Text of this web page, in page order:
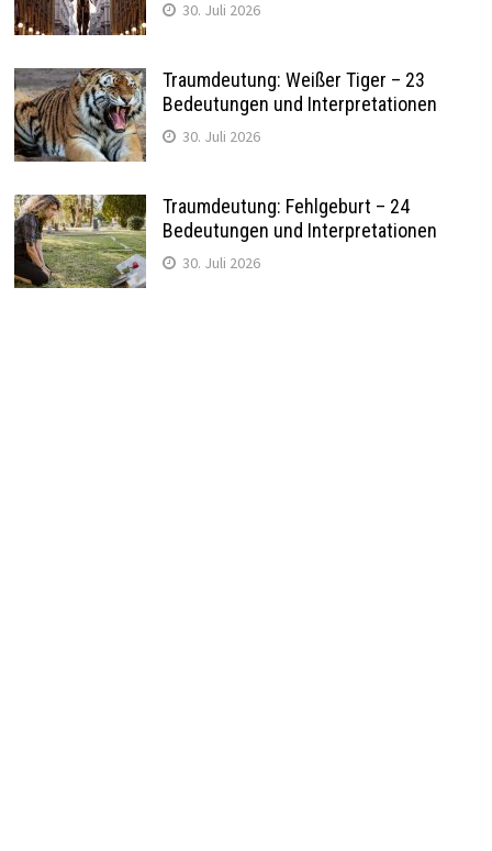
30. Juli 2026
Traumdeutung: Weißer Tiger – 23
Bedeutungen und Interpretationen
30. Juli 2026
Traumdeutung: Fehlgeburt – 24
Bedeutungen und Interpretationen
30. Juli 2026